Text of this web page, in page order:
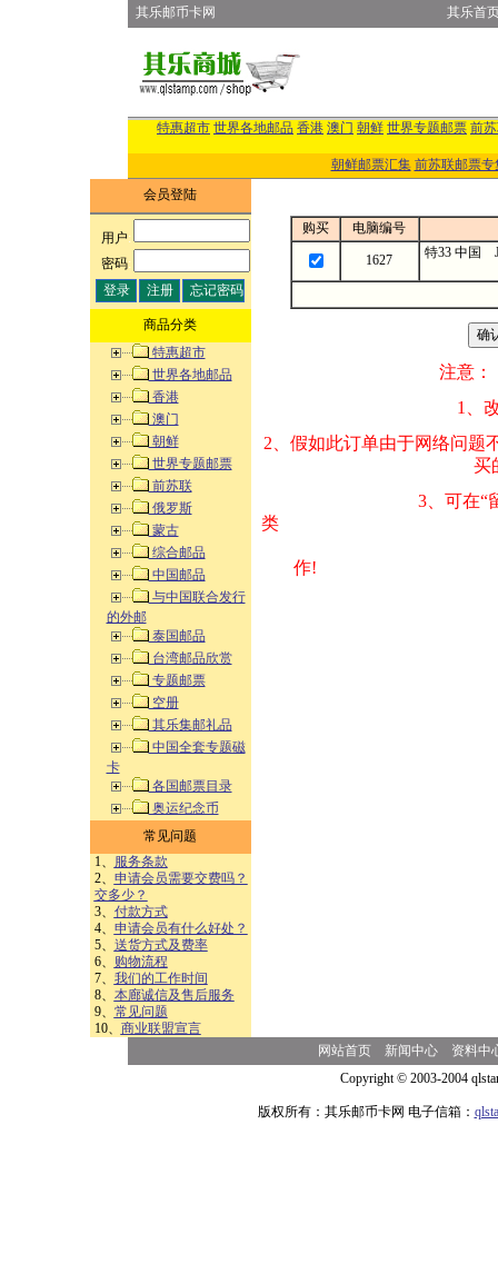
其乐邮币卡网 其乐首
特惠超市 世界各地邮品 香港 澳门 朝鲜 世界专题邮票 前
朝鲜邮票汇集 前苏联邮票专
会员登陆
用户:
密码:
商品分类
特惠超市
世界各地邮品
香港
澳门
朝鲜
世界专题邮票
前苏联
俄罗斯
蒙古
综合邮品
中国邮品
与中国联合发行
的外邮
泰国邮品
台湾邮品欣赏
专题邮票
空册
其乐集邮礼品
中国全套专题磁
卡
各国邮票目录
奥运纪念币
常见问题
1、
服务条款
2、 申请会员需要交费吗？
交多少？
3、 付款方式
4、 申请会员有什么好处？
5、 送货方式及费率
6、
购物流程
7、 我们的工作时间
8、 本廊诚信及售后服务
9、 常见问题
10、 商业联盟宣言
购买 电脑编号
1627 特33 中国
注意：
1、改变商品数量
2、假如此订单由
买的邮品的“
3、可在“
类 方式告之
作!
网站首页 新闻中心
资料中
Copyright © 2003-2004
版权所有：其乐邮币卡网 电子信箱：